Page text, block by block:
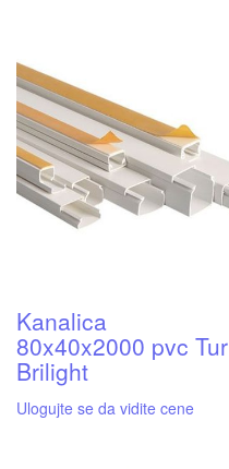
Kanalica
80x40x2000 pvc Tur
Brilight
Ulogujte se da vidite cene